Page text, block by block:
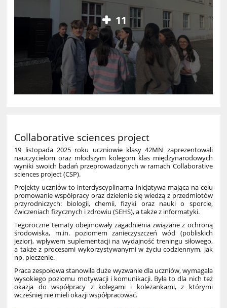
11
Collaborative sciences project
19 listopada 2025 roku uczniowie klasy 42MN zaprezentowali
nauczycielom oraz młodszym kolegom klas międzynarodowych
wyniki swoich badań przeprowadzonych w ramach Collaborative
sciences project (CSP).
Projekty uczniów to interdyscyplinarna inicjatywa mająca na celu
promowanie współpracy oraz dzielenie się wiedzą z przedmiotów
przyrodniczych: biologii, chemii, fizyki oraz nauki o sporcie,
ćwiczeniach fizycznych i zdrowiu (SEHS), a także z informatyki.
Tegoroczne tematy obejmowały zagadnienia związane z ochroną
środowiska, m.in. poziomem zanieczyszczeń wód (pobliskich
jezior), wpływem suplementacji na wydajność treningu siłowego,
a także z procesami wykorzystywanymi w życiu codziennym, jak
np. pieczenie.
Praca zespołowa stanowiła duże wyzwanie dla uczniów, wymagała
wysokiego poziomu motywacji i komunikacji. Była to dla nich też
okazja do współpracy z kolegami i koleżankami, z którymi
wcześniej nie mieli okazji współpracować.